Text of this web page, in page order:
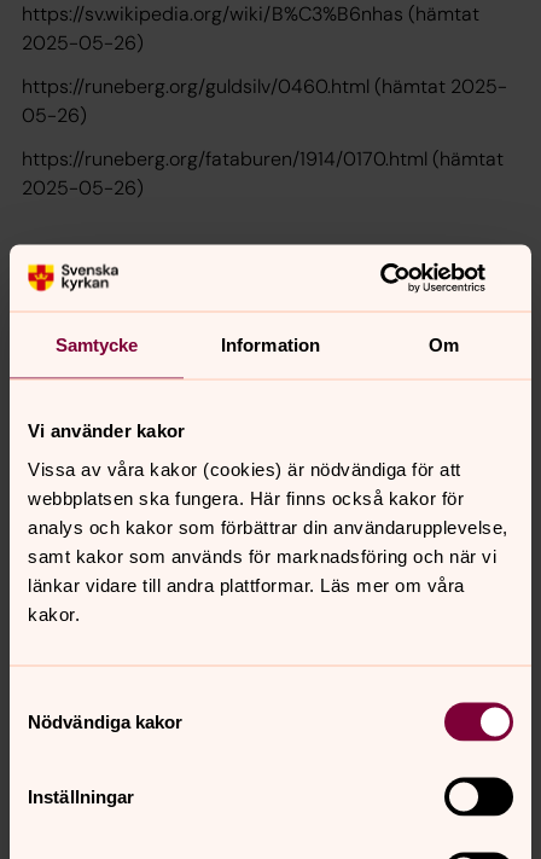
Samtycke Information Om
Vi använder kakor
Vissa av våra kakor (cookies) är nödvändiga för att
webbplatsen ska fungera. Här finns också kakor för
analys och kakor som förbättrar din användarupplevelse,
samt kakor som används för marknadsföring och när vi
länkar vidare till andra plattformar. Läs mer om våra
kakor.
Nödvändiga kakor
Inställningar
https://sv.wikipedia.org/wiki/B%C3%B6nhas (hämtat
2025-05-26)
https://runeberg.org/guldsilv/0460.html (hämtat 2025-
05-26)
https://runeberg.org/fataburen/1914/0170.html (hämtat
2025-05-26)
Foto: Pernilla Bökman
Senast ändrad 12 juni 2025
karlshamn.forsamling@svenskakyrkan.se